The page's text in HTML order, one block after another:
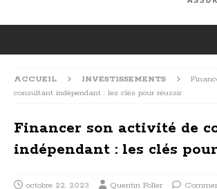
ACCUEIL INVESTISSEMENTS
consultant indépendant : les clés pour réussir
Financer son activité de
indépendant : les clés
octobre 22, 2023 Quentin Foller